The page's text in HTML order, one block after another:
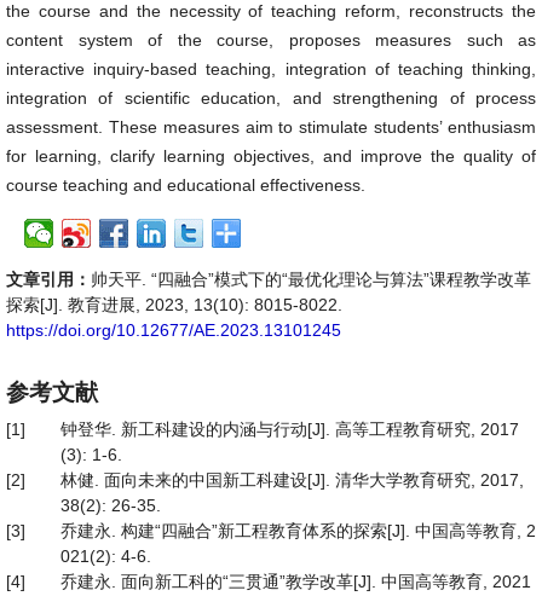
the course and the necessity of teaching reform, reconstructs the
content system of the course, proposes measures such as
interactive inquiry-based teaching, integration of teaching thinking,
integration of scientific education, and strengthening of process
assessment. These measures aim to stimulate students’ enthusiasm
for learning, clarify learning objectives, and improve the quality of
course teaching and educational effectiveness.
文章引用： 帅天平. “四融合”模式下的“最优化理论与算法”课程教学改革
探索[J]. 教育进展, 2023, 13(10): 8015-8022.
https://doi.org/10.12677/AE.2023.13101245
参考文献
[1]
钟登华. 新工科建设的内涵与行动[J]. 高等工程教育研究, 2017
(3): 1-6.
[2]
林健. 面向未来的中国新工科建设[J]. 清华大学教育研究, 2017,
38(2): 26-35.
[3]
乔建永. 构建“四融合”新工程教育体系的探索[J]. 中国高等教育, 2
021(2): 4-6.
[4]
乔建永. 面向新工科的“三贯通”教学改革[J]. 中国高等教育, 2021